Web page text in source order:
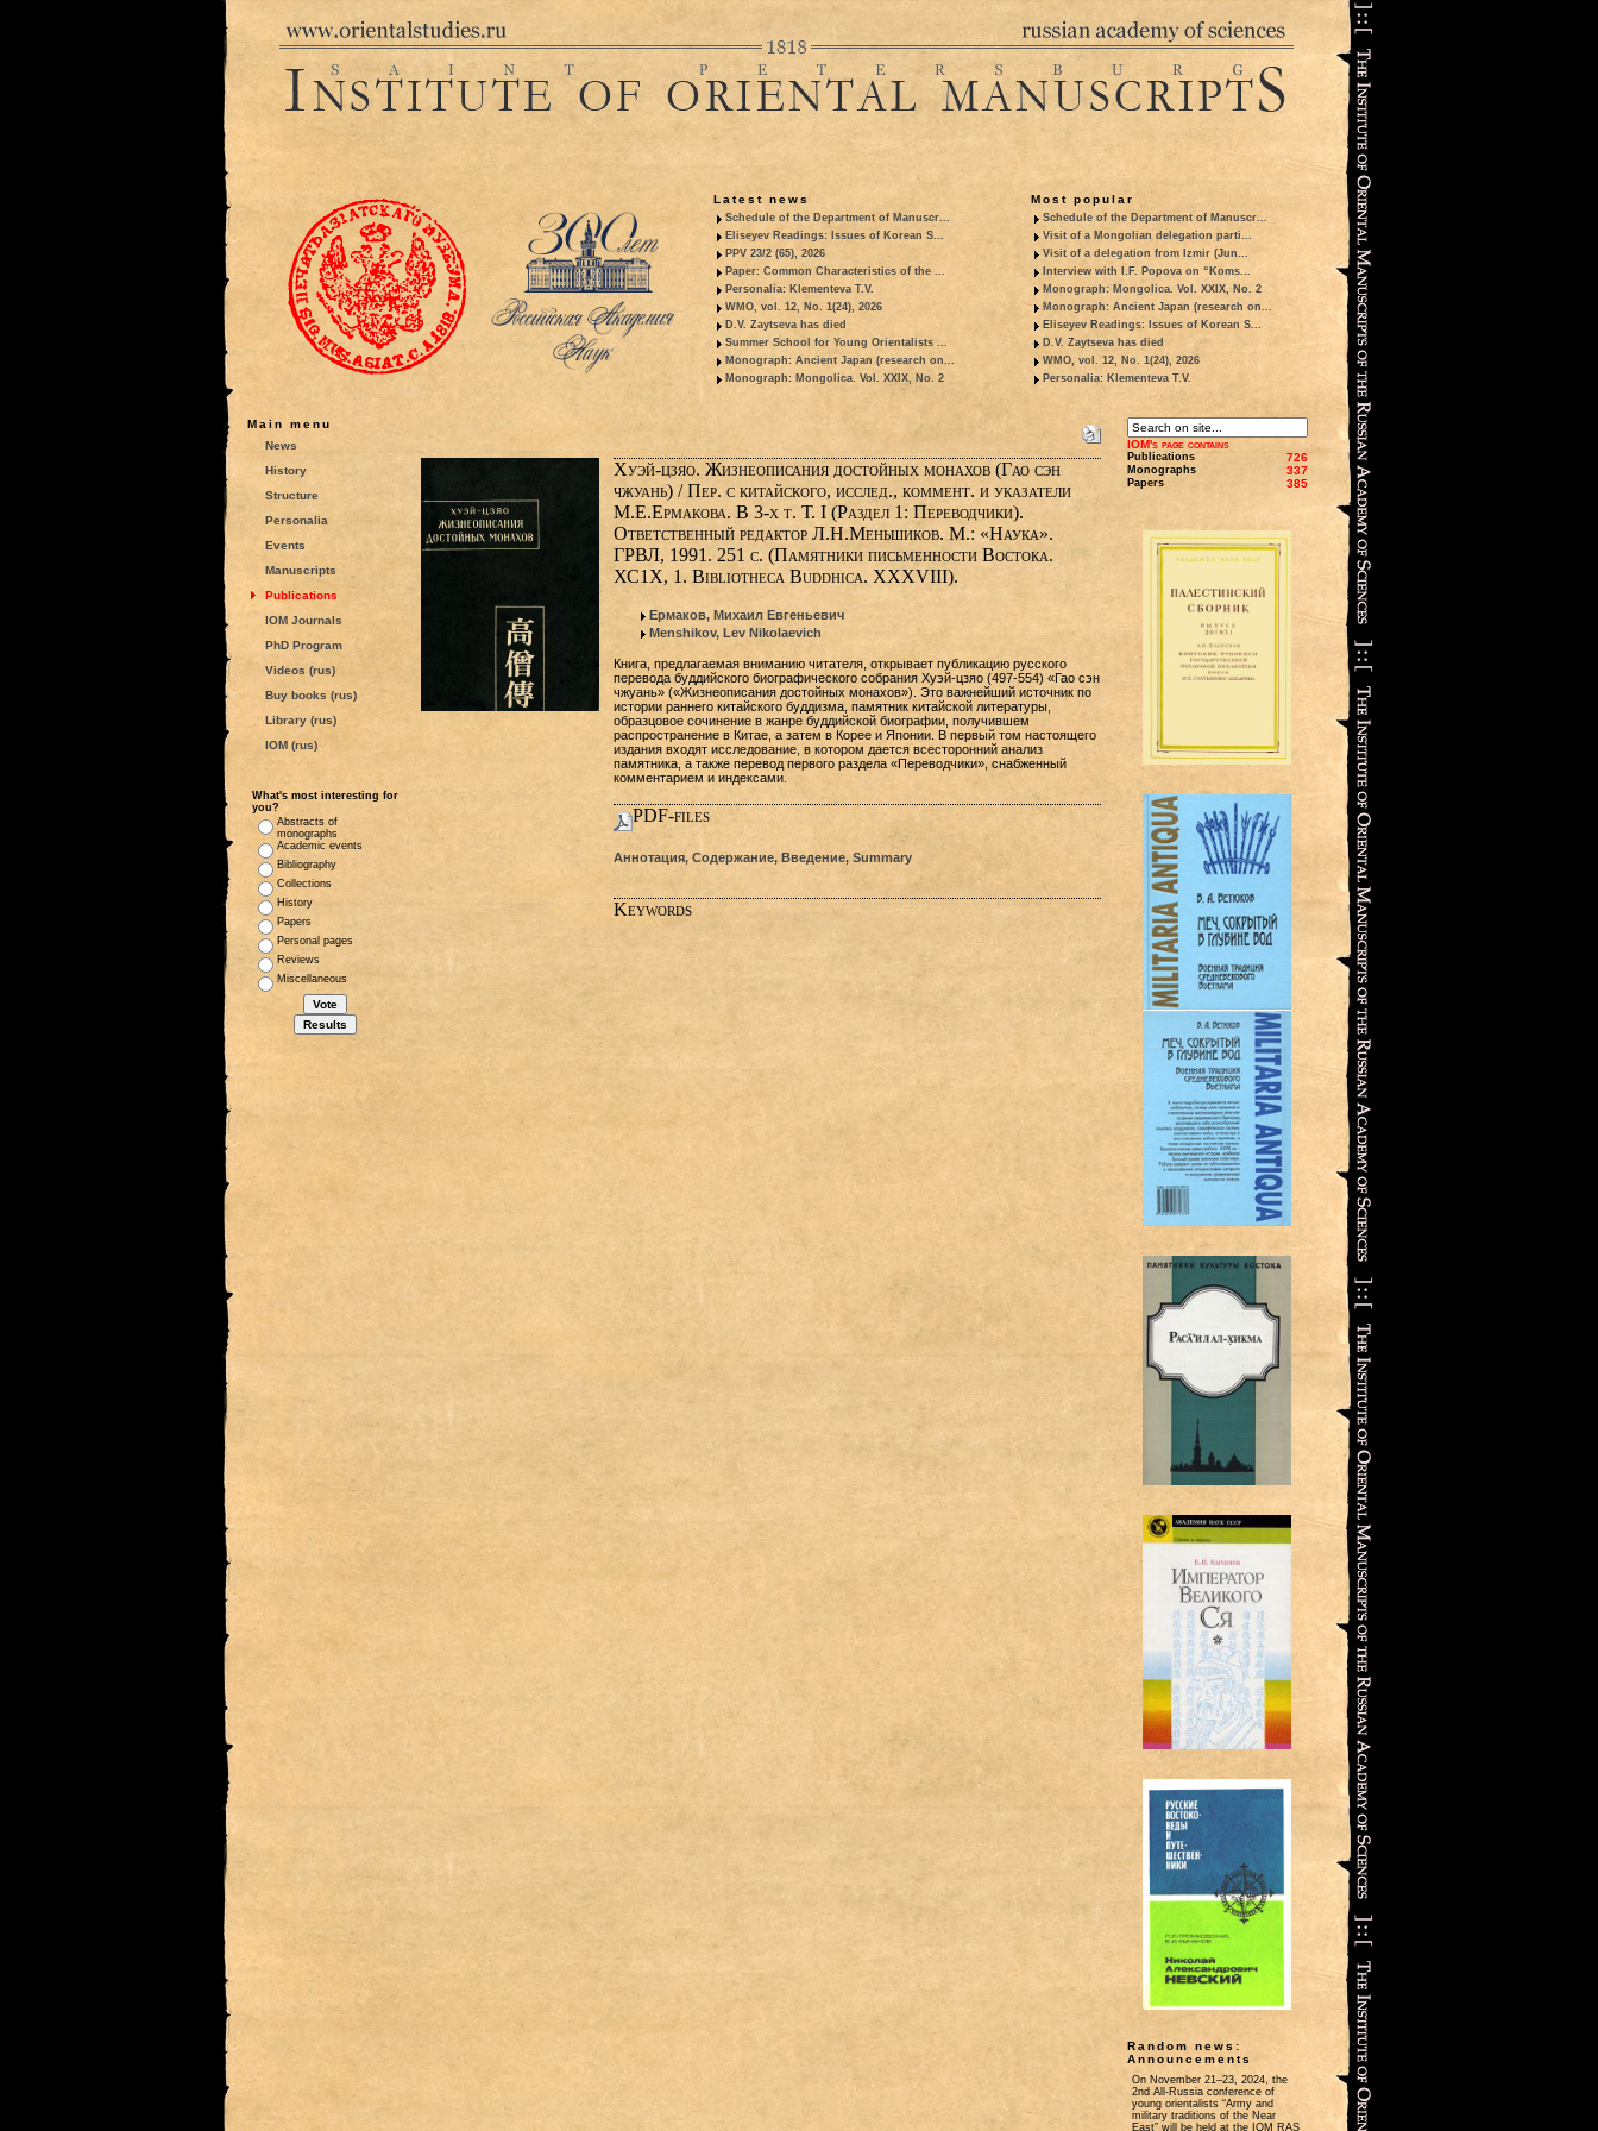
Latest news
Schedule of the Department of Manuscr...
Eliseyev Readings: Issues of Korean S...
PPV 23/2 (65), 2026
Paper: Common Characteristics of the ...
Personalia: Klementeva T.V.
WMO, vol. 12, No. 1(24), 2026
D.V. Zaytseva has died
Summer School for Young Orientalists ...
Monograph: Ancient Japan (research on...
Monograph: Mongolica. Vol. XXIX, No. 2
Most popular
Schedule of the Department of Manuscr...
Visit of a Mongolian delegation parti...
Visit of a delegation from Izmir (Jun...
Interview with I.F. Popova on “Koms...
Monograph: Mongolica. Vol. XXIX, No. 2
Monograph: Ancient Japan (research on...
Eliseyev Readings: Issues of Korean S...
D.V. Zaytseva has died
WMO, vol. 12, No. 1(24), 2026
Personalia: Klementeva T.V.
Main menu
News
History
Structure
Personalia
Events
Manuscripts
Publications
IOM Journals
PhD Program
Videos (rus)
Buy books (rus)
Library (rus)
IOM (rus)
What's most interesting for
you?
Abstracts of
monographs
Academic events
Bibliography
Collections
History
Papers
Personal pages
Reviews
Miscellaneous
Хуэй-цзяо. Жизнеописания достойных монахов (Гао сэн
чжуань) / Пер. с китайского, исслед., коммент. и указатели
М.Е.Ермакова. В 3-х т. Т. I (Раздел 1: Переводчики).
Ответственный редактор Л.Н.Меньшиков. М.: «Наука».
ГРВЛ, 1991. 251 с. (Памятники письменности Востока.
ХС1Х, 1. Bibliotheca Buddhica. XXXVIII).
Ермаков, Михаил Евгеньевич
Menshikov, Lev Nikolaevich
Книга, предлагаемая вниманию читателя, открывает публикацию русского
перевода буддийского биографического собрания Хуэй-цзяо (497-554) «Гао сэн
чжуань» («Жизнеописания достойных монахов»). Это важнейший источник по
истории раннего китайского буддизма, памятник китайской литературы,
образцовое сочинение в жанре буддийской биографии, получившем
распространение в Китае, а затем в Корее и Японии. В первый том настоящего
издания входят исследование, в котором дается всесторонний анализ
памятника, а также перевод первого раздела «Переводчики», снабженный
комментарием и индексами.
PDF-files
Аннотация, Содержание, Введение, Summary
Keywords
IOM's page contains
Publications 726
Monographs 337
Papers 385
Random news:
Announcements
On November 21‒23, 2024, the
2nd All-Russia conference of
young orientalists “Army and
military traditions of the Near
East” will be held at the IOM RAS